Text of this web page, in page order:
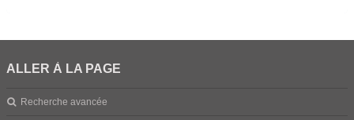
ALLER À LA PAGE
Recherche avancée